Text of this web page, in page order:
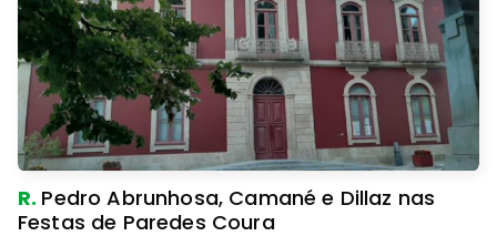
R. Pedro Abrunhosa, Camané e Dillaz nas
Festas de Paredes Coura